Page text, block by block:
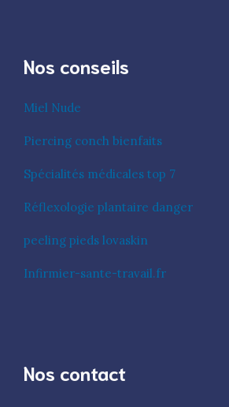
Nos conseils
Miel Nude
Piercing conch bienfaits
Spécialités médicales top 7
Réflexologie plantaire danger
peeling pieds lovaskin
Infirmier-sante-travail.fr
Nos contact